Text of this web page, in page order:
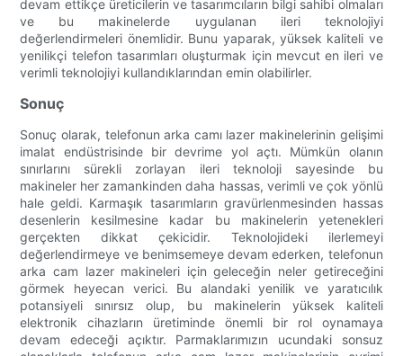
devam ettikçe üreticilerin ve tasarımcıların bilgi sahibi olmaları
ve bu makinelerde uygulanan ileri teknolojiyi
değerlendirmeleri önemlidir. Bunu yaparak, yüksek kaliteli ve
yenilikçi telefon tasarımları oluşturmak için mevcut en ileri ve
verimli teknolojiyi kullandıklarından emin olabilirler.
Sonuç
Sonuç olarak, telefonun arka camı lazer makinelerinin gelişimi
imalat endüstrisinde bir devrime yol açtı. Mümkün olanın
sınırlarını sürekli zorlayan ileri teknoloji sayesinde bu
makineler her zamankinden daha hassas, verimli ve çok yönlü
hale geldi. Karmaşık tasarımların gravürlenmesinden hassas
desenlerin kesilmesine kadar bu makinelerin yetenekleri
gerçekten dikkat çekicidir. Teknolojideki ilerlemeyi
değerlendirmeye ve benimsemeye devam ederken, telefonun
arka cam lazer makineleri için geleceğin neler getireceğini
görmek heyecan verici. Bu alandaki yenilik ve yaratıcılık
potansiyeli sınırsız olup, bu makinelerin yüksek kaliteli
elektronik cihazların üretiminde önemli bir rol oynamaya
devam edeceği açıktır. Parmaklarımızın ucundaki sonsuz